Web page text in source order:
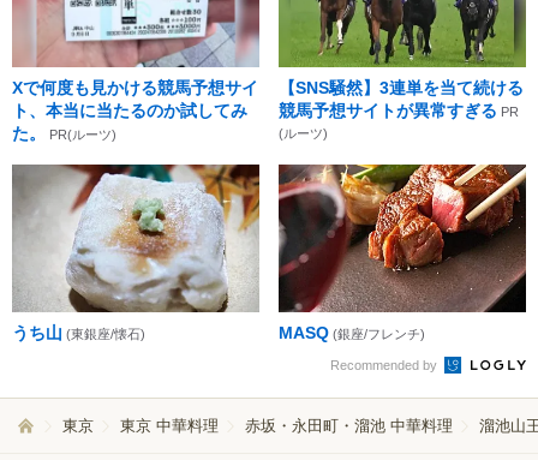
Xで何度も見かける競馬予想サイ
ト、本当に当たるのか試してみ
た。
PR(ルーツ)
【SNS騒然】3連単を当て続ける
競馬予想サイトが異常すぎる PR
(ルーツ)
うち山 (東銀座/懐石) MASQ (銀座/フレンチ)
Recommended by
東京 東京 中華料理 赤坂・永田町・溜池 中華料理 溜池山